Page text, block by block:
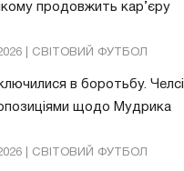
продовжить кар’єру
2026 | СВІТОВИЙ ФУТБОЛ
в боротьбу. Челсі
щодо Мудрика
2026 | СВІТОВИЙ ФУТБОЛ